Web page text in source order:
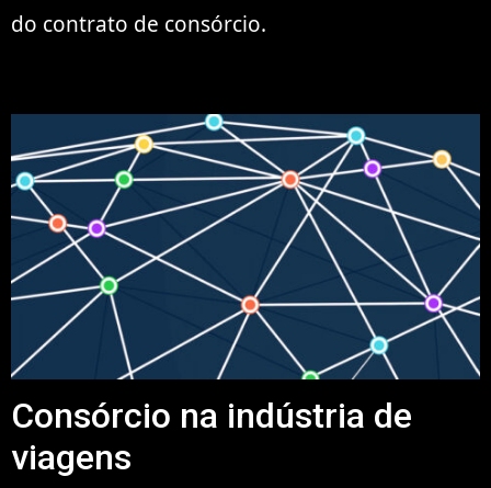
do contrato de consórcio.
Consórcio na indústria de
viagens